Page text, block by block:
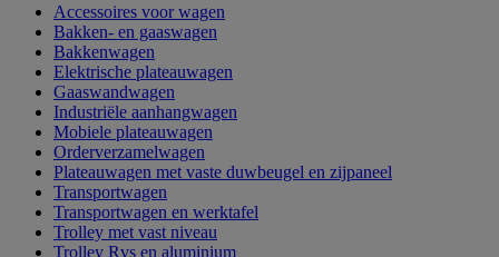
Accessoires voor wagen
Bakken- en gaaswagen
Bakkenwagen
Elektrische plateauwagen
Gaaswandwagen
Industriële aanhangwagen
Mobiele plateauwagen
Orderverzamelwagen
Plateauwagen met vaste duwbeugel en zijpaneel
Transportwagen
Transportwagen en werktafel
Trolley met vast niveau
Trolley Rvs en aluminium